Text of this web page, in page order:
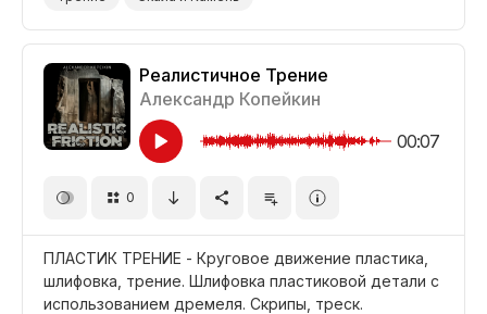
Реалистичное Трение
Александр Копейкин
00:07
0
ПЛАСТИК ТРЕНИЕ - Круговое движение пластика,
шлифовка, трение. Шлифовка пластиковой детали с
использованием дремеля. Скрипы, треск.